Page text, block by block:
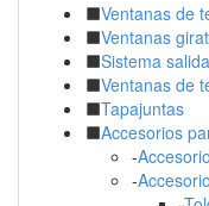
Ventanas de
Ventanas
Sistema
Ventanas de
Tapajuntas
Accesorios
-
-